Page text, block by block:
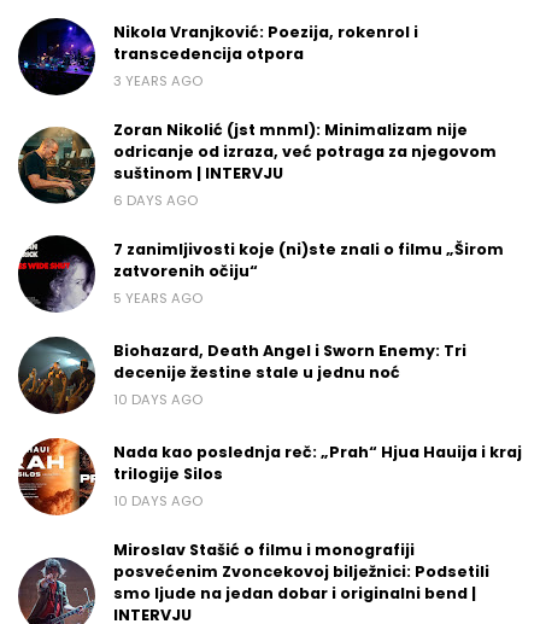
Nikola Vranjković: Poezija, rokenrol i
transcedencija otpora
3 YEARS AGO
Zoran Nikolić (jst mnml): Minimalizam nije
odricanje od izraza, već potraga za njegovom
suštinom | INTERVJU
6 DAYS AGO
7 zanimljivosti koje (ni)ste znali o filmu „Širom
zatvorenih očiju“
5 YEARS AGO
Biohazard, Death Angel i Sworn Enemy: Tri
decenije žestine stale u jednu noć
10 DAYS AGO
Nada kao poslednja reč: „Prah“ Hjua Hauija i kraj
trilogije Silos
10 DAYS AGO
Miroslav Stašić o filmu i monografiji
posvećenim Zvoncekovoj bilježnici: Podsetili
smo ljude na jedan dobar i originalni bend |
INTERVJU